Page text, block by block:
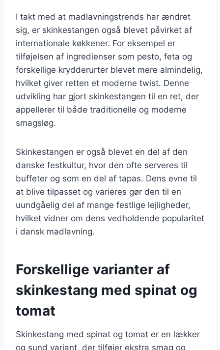
I takt med at madlavningstrends har ændret
sig, er skinkestangen også blevet påvirket af
internationale køkkener. For eksempel er
tilføjelsen af ingredienser som pesto, feta og
forskellige krydderurter blevet mere almindelig,
hvilket giver retten et moderne twist. Denne
udvikling har gjort skinkestangen til en ret, der
appellerer til både traditionelle og moderne
smagsløg.
Skinkestangen er også blevet en del af den
danske festkultur, hvor den ofte serveres til
buffeter og som en del af tapas. Dens evne til
at blive tilpasset og varieres gør den til en
uundgåelig del af mange festlige lejligheder,
hvilket vidner om dens vedholdende popularitet
i dansk madlavning.
Forskellige varianter af
skinkestang med spinat og
tomat
Skinkestang med spinat og tomat er en lækker
og sund variant, der tilføjer ekstra smag og